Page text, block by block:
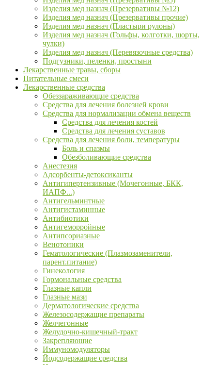
Изделия мед назнач (Презервативы №12)
Изделия мед назнач (Презервативы прочие)
Изделия мед назнач (Пластыри рулоны)
Изделия мед назнач (Гольфы, колготки, шорты,
чулки)
Изделия мед назнач (Перевязочные средства)
Подгузники, пеленки, простыни
Лекарственные травы, сборы
Питательные смеси
Лекарственные средства
Обеззараживающие средства
Средства для лечения болезней крови
Средства для нормализации обмена веществ
Средства для лечения костей
Средства для лечения суставов
Средства для лечения боли, температуры
Боль и спазмы
Обезболивающие средства
Анестезия
Адсорбенты-детоксиканты
Антигипертензивные (Мочегонные, БКК,
ИАПФ...)
Антигельминтные
Антигистаминные
Антибиотики
Антигеморройные
Антипсориазные
Венотоники
Гематологические (Плазмозаменители,
парент.питание)
Гинекология
Гормональные средства
Глазные капли
Глазные мази
Дерматологические средства
Железосодержащие препараты
Желчегонные
Желудочно-кишечный-тракт
Закрепляющие
Иммуномодуляторы
Йодсодержащие средства